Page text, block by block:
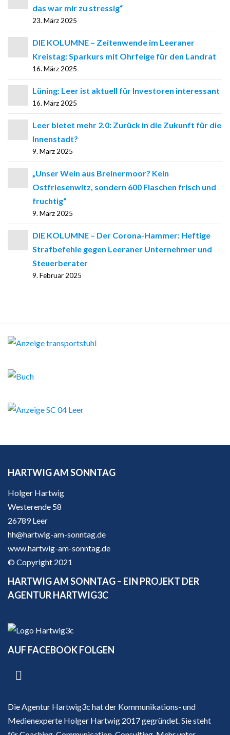
das war mir zu stressig“
23. März 2025
DIE KOLUMNE – Zeitenwende im Leeraner
Kreistag: Sparkurs mit Ohrfeige für den Landrat
16. März 2025
Lüning: Leer ist aktuell für Investoren interessant
16. März 2025
Leer bietet mehr 2.0: Zurück in die Zukunft für die
Innenstadt?
9. März 2025
„Unser Wein aus Breinermoor? Kein
Ostfriesenwitz, sondern 600 Flaschen frisch und
fruchtig“
9. März 2025
DIE KOLUMNE – Der Corona-Hammer: Heftige
Strafbefehle gegen Leeraner Unternehmer und
Steuerberater
9. Februar 2025
HARTWIG AM SONNTAG
Holger Hartwig
Westerende 58
26789 Leer
hh@hartwig-am-sonntag.de
www.hartwig-am-sonntag.de
© Copyright 2021
HARTWIG AM SONNTAG – EIN PROJEKT DER
AGENTUR HARTWIG3C
AUF FACEBOOK FOLGEN
Die Agentur Hartwig3c hat der Kommunikations- und
Medienexperte Holger Hartwig 2017 gegründet. Sie steht